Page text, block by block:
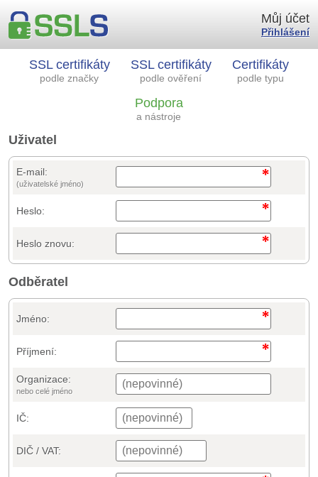
SSL certifikáty
podle značky
SSL certifikáty
podle ověření
Certifikáty
podle typu
Podpora
a nástroje
Můj účet
Přihlášení
Uživatel
E-mail:
(uživatelské jméno)
Heslo:
Heslo znovu:
Odběratel
Jméno:
Příjmení:
Organizace:
nebo celé jméno
IČ:
DIČ / VAT: